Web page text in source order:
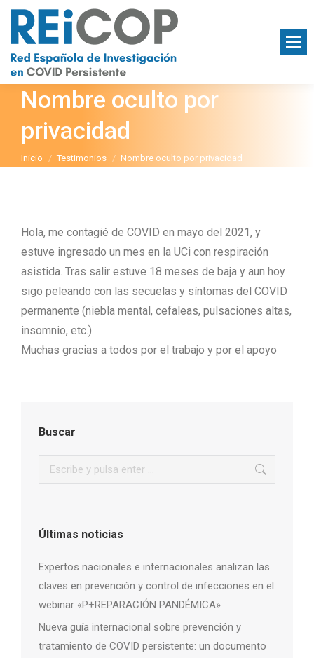
Nombre oculto por
privacidad
Estás aquí:
Inicio Testimonios Nombre oculto por privacidad
Hola, me contagié de COVID en mayo del 2021, y
estuve ingresado un mes en la UCi con respiración
asistida. Tras salir estuve 18 meses de baja y aun hoy
sigo peleando con las secuelas y síntomas del COVID
permanente (niebla mental, cefaleas, pulsaciones altas,
insomnio, etc.).
Muchas gracias a todos por el trabajo y por el apoyo
Buscar
Buscar:
Últimas noticias
Expertos nacionales e internacionales analizan las
claves en prevención y control de infecciones en el
webinar «P+REPARACIÓN PANDÉMICA»
Nueva guía internacional sobre prevención y
tratamiento de COVID persistente: un documento